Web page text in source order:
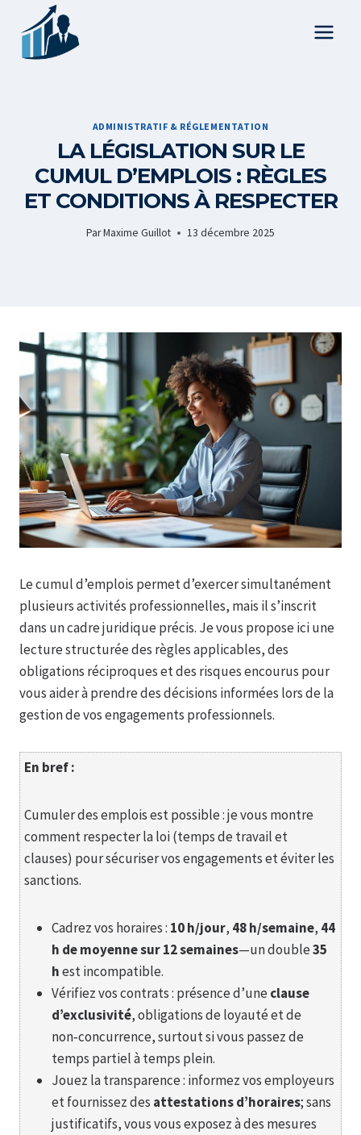
contenu
ADMINISTRATIF & RÉGLEMENTATION
LA LÉGISLATION SUR LE
CUMUL D’EMPLOIS : RÈGLES
ET CONDITIONS À RESPECTER
ParMaxime Guillot 13 décembre 2025
Le cumul d’emplois permet d’exercer simultanément
plusieurs activités professionnelles, mais il s’inscrit
dans un cadre juridique précis. Je vous propose ici une
lecture structurée des règles applicables, des
obligations réciproques et des risques encourus pour
vous aider à prendre des décisions informées lors de la
gestion de vos engagements professionnels.
En bref :
Cumuler des emplois est possible : je vous montre
comment respecter la loi (temps de travail et
clauses) pour sécuriser vos engagements et éviter les
sanctions.
Cadrez vos horaires : 10 h/jour, 48 h/semaine, 44
h de moyenne sur 12 semaines—un double35
hest incompatible.
Vérifiez vos contrats : présence d’une clause
d’exclusivité, obligations de loyauté et de
non‑concurrence, surtout si vous passez de
temps partiel à temps plein.
Jouez la transparence : informez vos employeurs
et fournissez des attestations d’horaires; sans
justificatifs, vous vous exposez à des mesures